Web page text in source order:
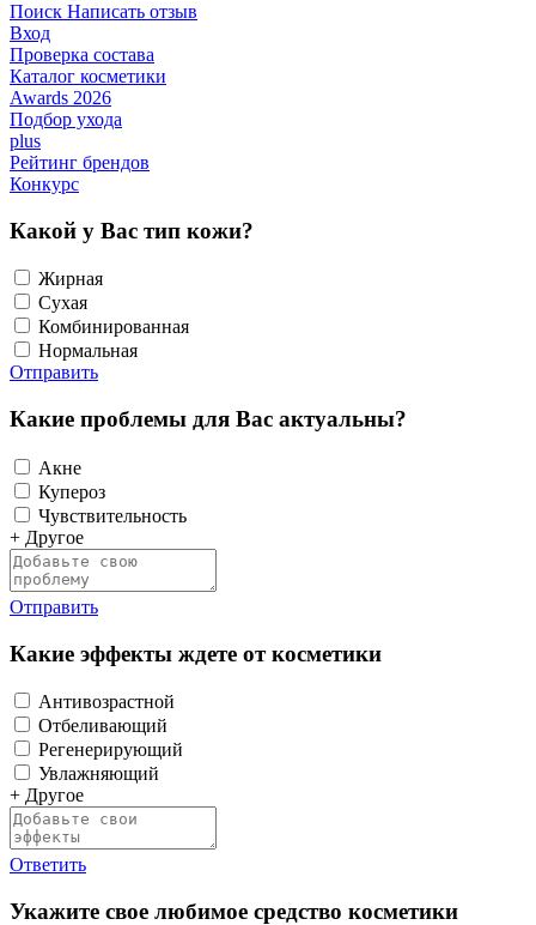
Поиск Написать отзыв
Вход
Проверка состава
Каталог косметики
Awards 2026
Подбор ухода
plus
Рейтинг брендов
Конкурс
Какой у Вас тип кожи?
Жирная
Сухая
Комбинированная
Нормальная
Отправить
Какие проблемы для Вас актуальны?
Акне
Купероз
Чувствительность
+ Другое
Отправить
Какие эффекты ждете от косметики
Антивозрастной
Отбеливающий
Регенерирующий
Увлажняющий
+ Другое
Ответить
Укажите свое любимое средство косметики